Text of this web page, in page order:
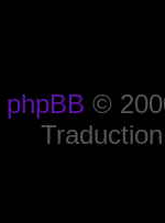
phpBB ©